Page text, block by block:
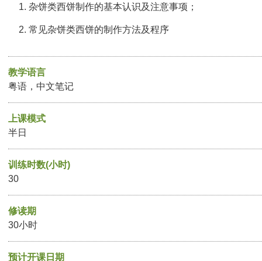
杂饼类西饼制作的基本认识及注意事项；
常见杂饼类西饼的制作方法及程序
教学语言
粤语，中文笔记
上课模式
半日
训练时数(小时)
30
修读期
30小时
预计开课日期